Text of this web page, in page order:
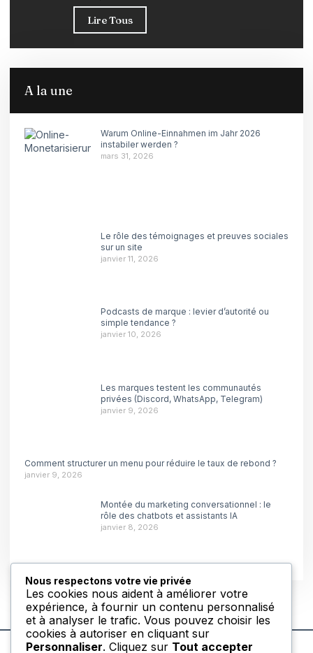
Lire Tous
A la une
Warum Online-Einnahmen im Jahr 2026
instabiler werden ?
mars 31, 2026
Le rôle des témoignages et preuves sociales
sur un site
janvier 11, 2026
Podcasts de marque : levier d’autorité ou
simple tendance ?
janvier 10, 2026
Les marques testent les communautés
privées (Discord, WhatsApp, Telegram)
janvier 9, 2026
Comment structurer un menu pour réduire le taux de rebond ?
janvier 9, 2026
Montée du marketing conversationnel : le
rôle des chatbots et assistants IA
janvier 8, 2026
Nous respectons votre vie privée
Les cookies nous aident à améliorer votre
expérience, à fournir un contenu personnalisé
et à analyser le trafic. Vous pouvez choisir les
cookies à autoriser en cliquant sur
Personnaliser. Cliquez sur Tout accepter